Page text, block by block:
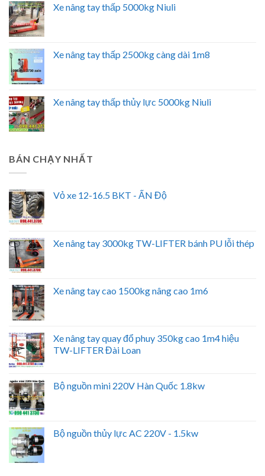
Xe nâng tay thấp 5000kg Niuli
Xe nâng tay thấp 2500kg càng dài 1m8
Xe nâng tay thấp thủy lực 5000kg Niuli
BÁN CHẠY NHẤT
Vỏ xe 12-16.5 BKT - ẤN Độ
Xe nâng tay 3000kg TW-LIFTER bánh PU lỗi thép
Xe nâng tay cao 1500kg nâng cao 1m6
Xe nâng tay quay đổ phuy 350kg cao 1m4 hiệu
TW-LIFTER Đài Loan
Bộ nguồn mini 220V Hàn Quốc 1.8kw
Bộ nguồn thủy lực AC 220V - 1.5kw